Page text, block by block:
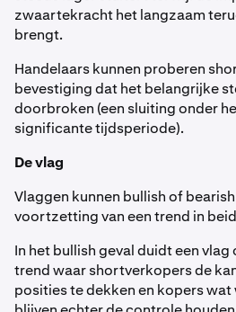
zwaartekracht het langzaam
brengt.
Handelaars kunnen proberen
bevestiging dat het belangrijke
doorbroken (een sluiting onder
significante tijdsperiode).
De vlag
Vlaggen kunnen bullish of
voortzetting van een trend in
In het bullish geval duidt een vlag
trend waar shortverkopers de
posities te dekken en kopers wat